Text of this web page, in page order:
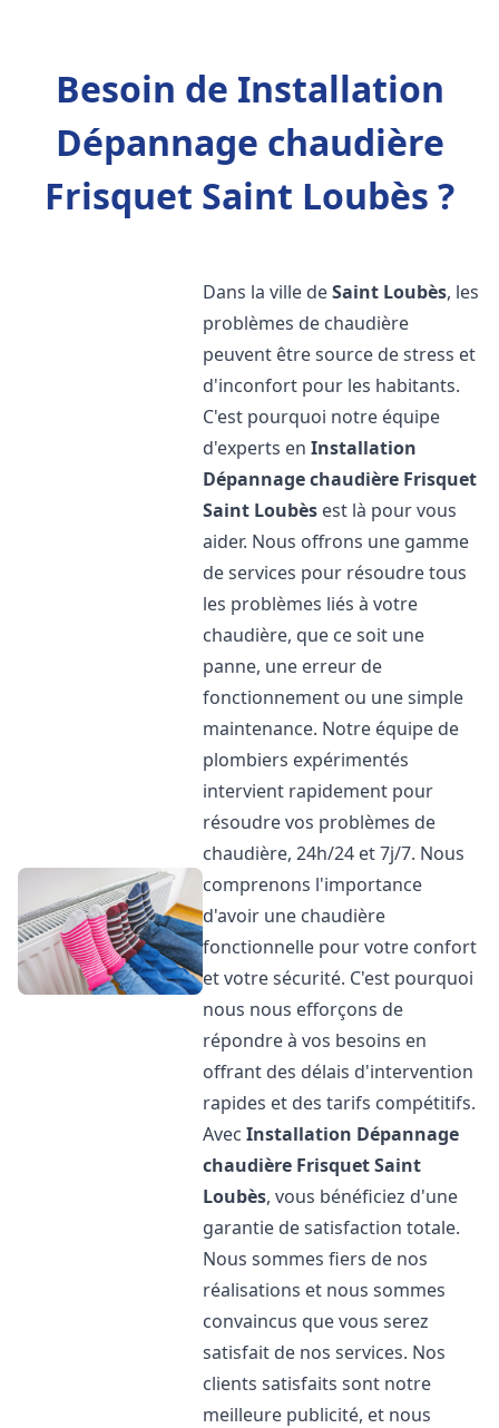
Besoin de Installation
Dépannage chaudière
Frisquet Saint Loubès ?
Dans la ville deSaint Loubès, les
problèmes de chaudière
peuvent être source de stress et
d'inconfort pour les habitants.
C'est pourquoi notre équipe
d'experts enInstallation
Dépannage chaudière Frisquet
Saint Loubès est là pour vous
aider. Nous offrons une gamme
de services pour résoudre tous
les problèmes liés à votre
chaudière, que ce soit une
panne, une erreur de
fonctionnement ou une simple
maintenance. Notre équipe de
plombiers expérimentés
intervient rapidement pour
résoudre vos problèmes de
chaudière, 24h/24 et 7j/7. Nous
comprenons l'importance
d'avoir une chaudière
fonctionnelle pour votre confort
et votre sécurité. C'est pourquoi
nous nous efforçons de
répondre à vos besoins en
offrant des délais d'intervention
rapides et des tarifs compétitifs.
AvecInstallation Dépannage
chaudière FrisquetSaint
Loubès, vous bénéficiez d'une
garantie de satisfaction totale.
Nous sommes fiers de nos
réalisations et nous sommes
convaincus que vous serez
satisfait de nos services. Nos
clients satisfaits sont notre
meilleure publicité, et nous